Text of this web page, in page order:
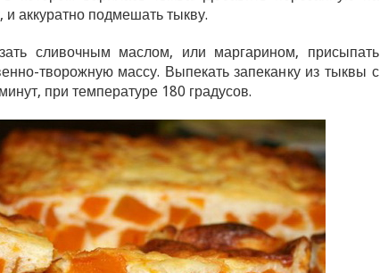
и аккуратно подмешать тыкву.
сливочным маслом, или маргарином, присыпать
творожную массу. Выпекать запеканку из тыквы с
при температуре 180 градусов.